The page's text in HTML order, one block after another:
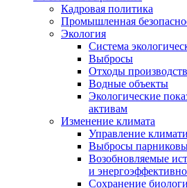
Кадровая политика
Промышленная
Экология
Система
Выбросы
Отходы
Водные объекты
Экологические
активам
Изменение климата
Управление
Выбросы
Возобновляемые
и
Сохранение